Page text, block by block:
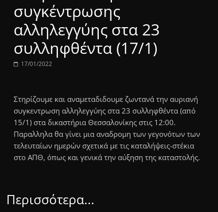
1431AM
συγκέντρωσης
αλληλεγγύης στα 23
συλληφθέντα (17/1)
17/01/2022
Στηρίζουμε και αναμεταδιδουμε ζωντανά την αυριανή
συγκεντρωση αλληλεγγύης στα 23 συλληφθέντα (από
15/1) στα δικαστήρια Θεσσαλονίκης στις 12:00.
Παραλληλα θα γίνει μια αναδρομη των γεγονότων των
τελευταίων ημερών σχετικά με τις καταλήψεις-στέκια
στο ΑΠΘ, όπως και γενικά την αύξηση της καταστολής.
Περισσότερα...